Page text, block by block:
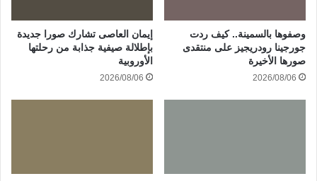
وصفوها بالسمينة.. كيف ردت
جورجينا رودريجيز على منتقدى
صورها الأخيرة
2026/08/06
إيمان العاصى تشارك صورا جديدة
بإطلالة صيفية جذابة من رحلتها
الأوروبية
2026/08/06